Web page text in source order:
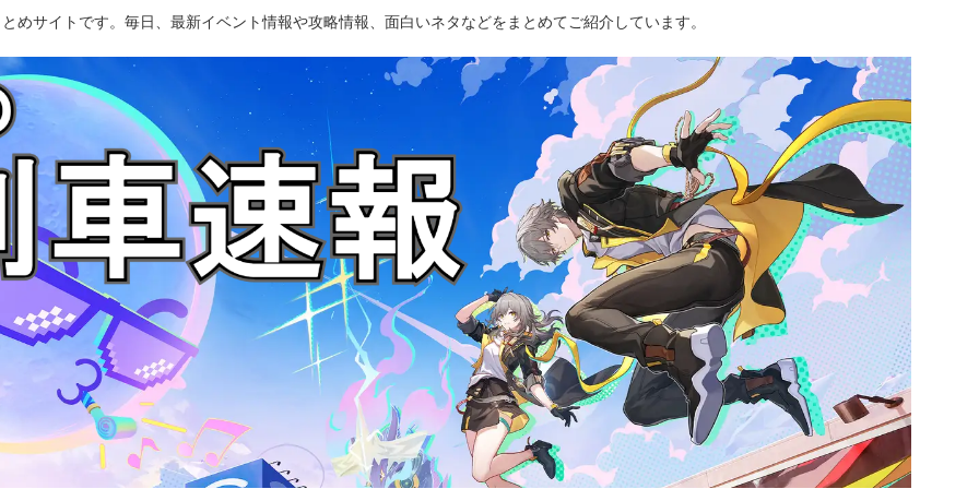
めサイトです。毎日、最新イベント情報や攻略情報、面白いネタなどをまとめてご紹介しています。